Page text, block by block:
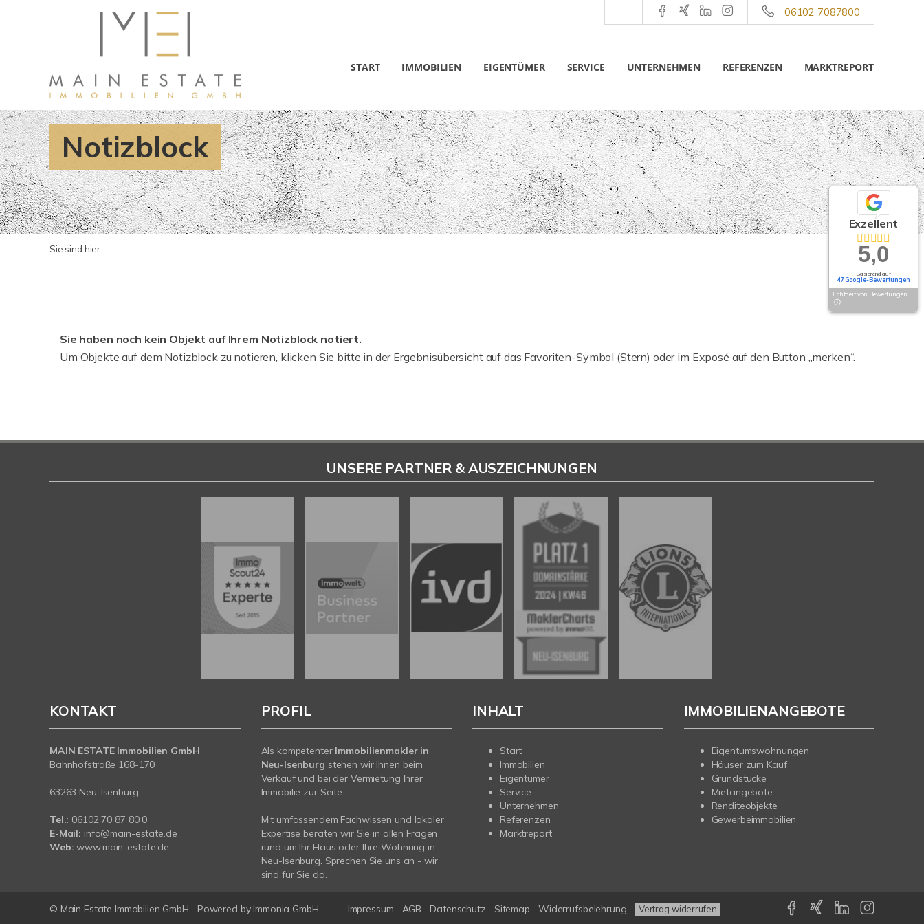
06102 7087800
START IMMOBILIEN EIGENTÜMER SERVICE UNTERNEHMEN REFERENZEN MARKTREPORT
Notizblock
Sie sind hier:
Sie haben noch kein Objekt auf Ihrem Notizblock notiert.
Um Objekte auf dem Notizblock zu notieren, klicken Sie bitte in der Ergebnisübersicht auf das Favoriten-Symbol (Stern) oder im Exposé auf den Button „merken“.
Exzellent
5,0
Basierend auf
47 Google-Bewertungen
Echtheit von Bewertungen
UNSERE PARTNER & AUSZEICHNUNGEN
KONTAKT
MAIN ESTATE Immobilien GmbH
Bahnhofstraße 168-170
63263 Neu-Isenburg
Tel.: 06102 70 87 80 0
E-Mail: info@main-estate.de
Web: www.main-estate.de
PROFIL
Als kompetenter Immobilienmakler in
Neu-Isenburg stehen wir Ihnen beim
Verkauf und bei der Vermietung Ihrer
Immobilie zur Seite.
Mit umfassendem Fachwissen und lokaler
Expertise beraten wir Sie in allen Fragen
rund um Ihr Haus oder Ihre Wohnung in
Neu-Isenburg. Sprechen Sie uns an - wir
sind für Sie da.
INHALT
Start
Immobilien
Eigentümer
Service
Unternehmen
Referenzen
Marktreport
IMMOBILIENANGEBOTE
Eigentumswohnungen
Häuser zum Kauf
Grundstücke
Mietangebote
Renditeobjekte
Gewerbeimmobilien
© Main Estate Immobilien GmbH Powered by Immonia GmbH Impressum AGB Datenschutz Sitemap Widerrufsbelehrung Vertrag widerrufen